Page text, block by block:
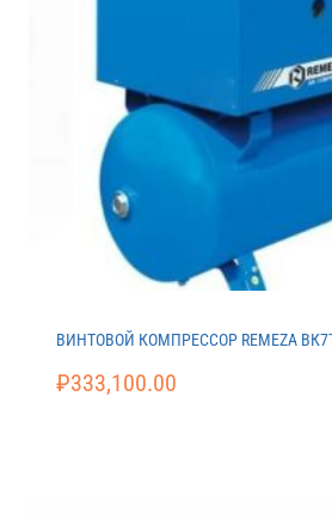
ВИНТОВОЙ КОМПРЕССОР REMEZA
₽333,100.00